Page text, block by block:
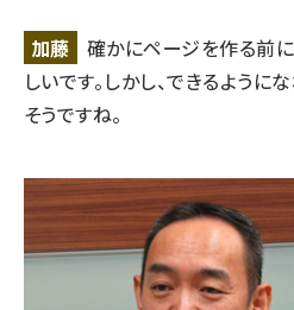
加藤
確かにページを作る前
しいです。しかし、できるよう
そうですね。